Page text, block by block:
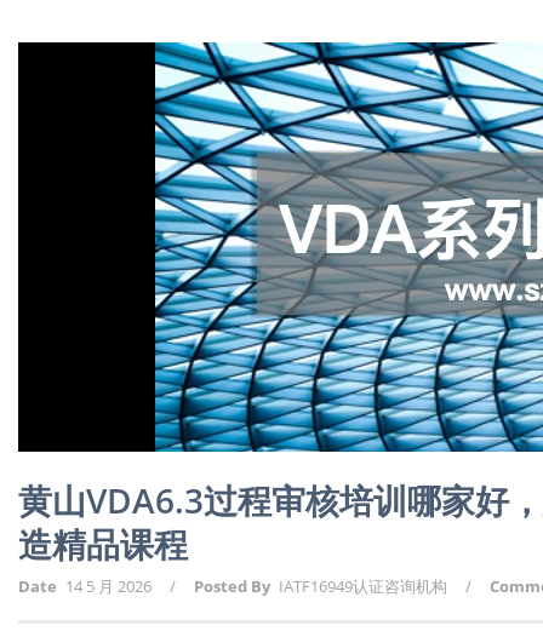
黄山VDA6.3过程审核培训哪家好
造精品课程
Date 14 5 月 2026 / Posted By IATF16949认证咨询机构 /